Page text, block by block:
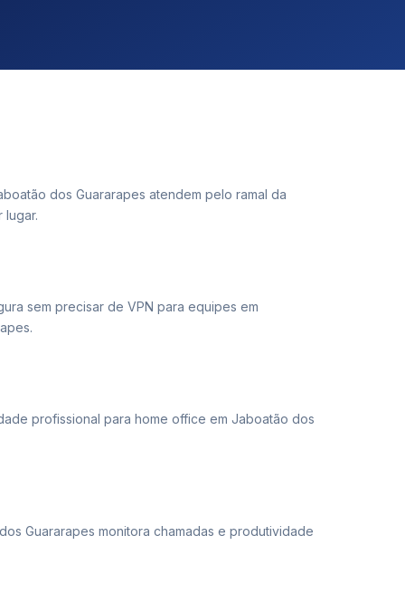
dos Guararapes atendem pelo ramal da
lugar.
sem precisar de VPN para equipes em
profissional para home office em Jaboatão dos
Guararapes monitora chamadas e produtividade